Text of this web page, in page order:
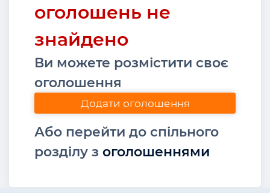
оголошень не
знайдено
Ви можете розмістити своє
оголошення
Додати оголошення
Або перейти до спільного
розділу з оголошеннями